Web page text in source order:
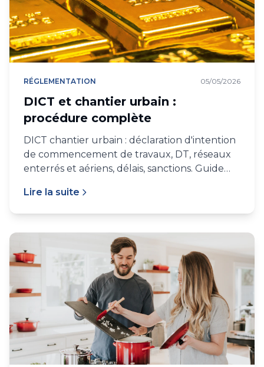
RÉGLEMENTATION 05/05/2026
DICT et chantier urbain :
procédure complète
DICT chantier urbain : déclaration d'intention
de commencement de travaux, DT, réseaux
enterrés et aériens, délais, sanctions. Guide
Lire la suite